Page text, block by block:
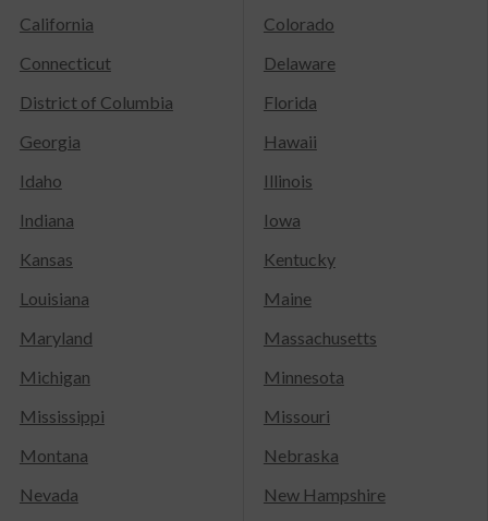
California
Colorado
Connecticut
Delaware
District of Columbia
Florida
Georgia
Hawaii
Idaho
Illinois
Indiana
Iowa
Kansas
Kentucky
Louisiana
Maine
Maryland
Massachusetts
Michigan
Minnesota
Mississippi
Missouri
Montana
Nebraska
Nevada
New Hampshire